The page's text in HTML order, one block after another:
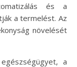
és a
a termelést. Az
növelését
a